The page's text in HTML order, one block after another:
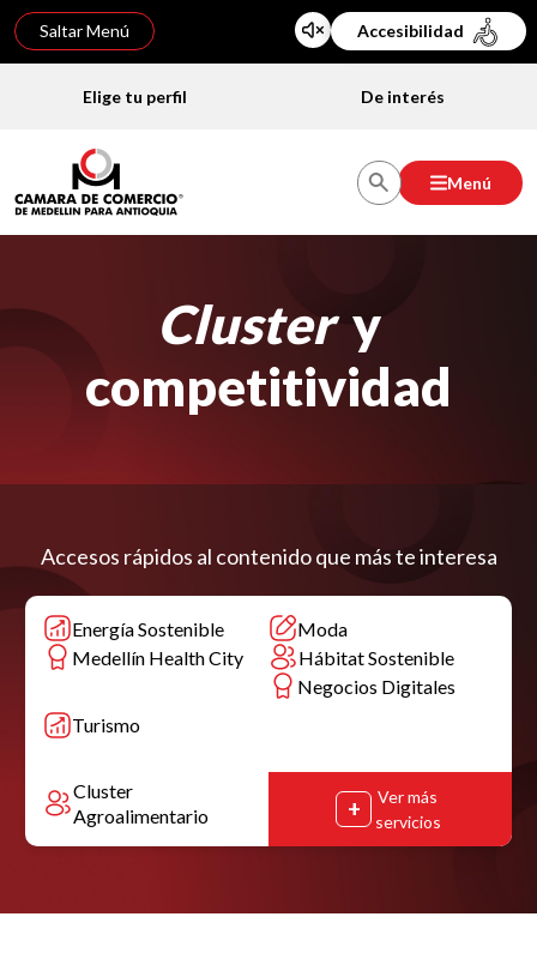
Saltar Menú Accesibilidad
Elige tu perfil De interés
Menú
Clustery
competitividad
Accesos rápidos al contenido que más te interesa
Energía Sostenible
Moda
Medellín Health City
Hábitat Sostenible
Turismo
Negocios Digitales
Cluster
Agroalimentario
Industrias Creativas
Ver más
servicios